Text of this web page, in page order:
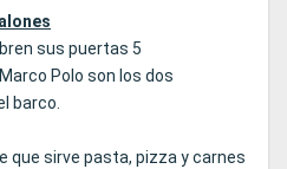
sus puertas 5
Polo son los dos
barco.
que sirve pasta, pizza y carnes